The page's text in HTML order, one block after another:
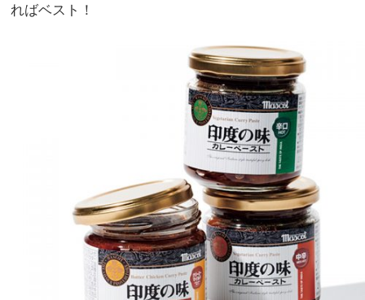
ればベスト！